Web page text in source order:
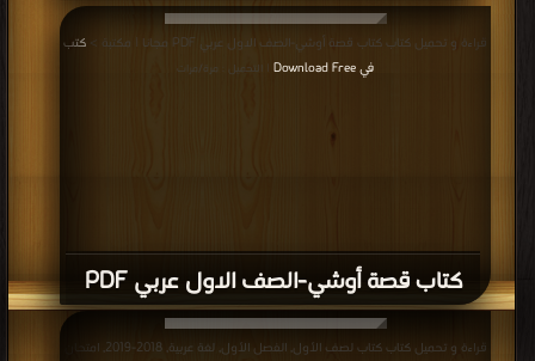
كتاب قصة أوشي-الصف الاول عربي PDF
قراءة و تحميل كتاب كتاب قصة أوشي-الصف الاول عربي PDF مجانا | مكتبة >
كتب
في Download Free
| التحميل : مرة/مرات
قراءة و تحميل كتاب كتاب لصف الأول, الفصل الأول, لغة عربية, 2018-2019, امتحان